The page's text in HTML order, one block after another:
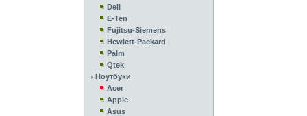
Dell
E-Ten
Fujitsu-Siemens
Hewlett-Packard
Palm
Qtek
Ноутбуки
Acer
Apple
Asus